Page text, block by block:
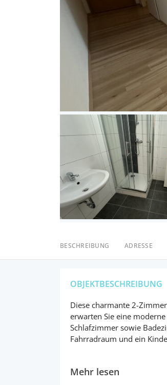
BESCHREIBUNG ADRESSE
OBJEKTBESCHREIBUNG
Diese charmante 2-
erwarten Sie eine
Schlafzimmer sowie
Fahrradraum und ein
Mehr lesen